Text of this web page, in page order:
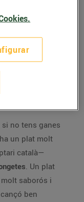
no tens ganes
amb mongetes. Un plat
i
ben